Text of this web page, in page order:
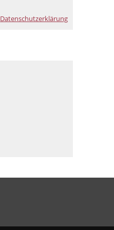
Datenschutzerklärung